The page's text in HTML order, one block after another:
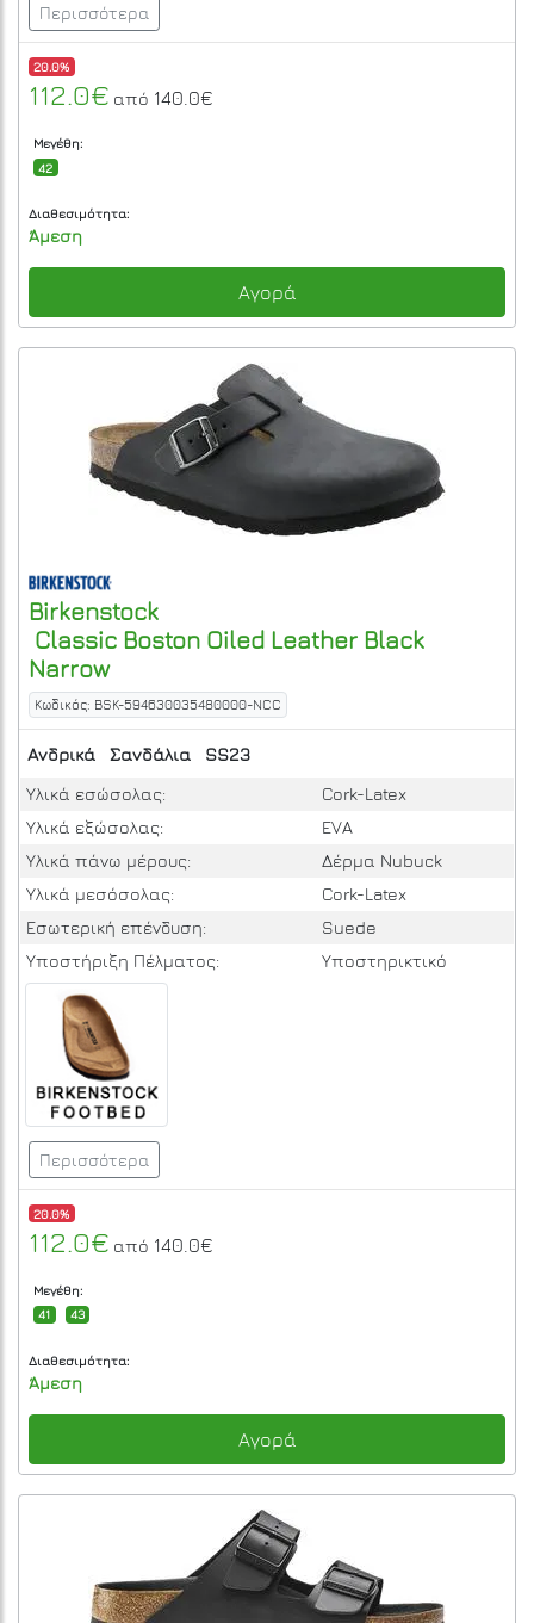
Περισσότερα
20.0%
112.0€ από 140.0€
Μεγέθη:
42
Διαθεσιμότητα:
Άμεση
Αγορά
Birkenstock
Classic Boston Oiled Leather Black
Narrow
Κωδικός: BSK-594630035480000-NCC
Ανδρικά Σανδάλια
SS23
Υλικά εσώσολας:
Cork-Latex
Υλικά εξώσολας:
EVA
Υλικά πάνω μέρους:
Δέρμα Nubuck
Υλικά μεσόσολας:
Cork-Latex
Εσωτερική επένδυση:
Suede
Υποστήριξη Πέλματος:
Υποστηρικτικό
Περισσότερα
20.0%
112.0€ από 140.0€
Μεγέθη:
41
43
Διαθεσιμότητα:
Άμεση
Αγορά